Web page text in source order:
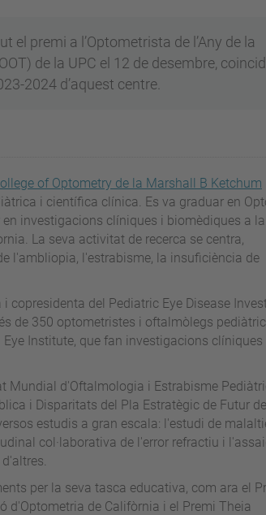
premi a l’Optometrista de l’Any de la
de la UPC el 12 de desembre,
2024 d’aquest centre.
of Optometry de la Marshall B Ketchum
i científica clínica. Es va graduar en
investigacions clíniques i biomèdiques a
La seva activitat de recerca se centra,
l'ambliopia, l'estrabisme, la insuficiència de
copresidenta del Pediatric Eye Disease
de 350 optometristes i oftalmòlegs
Institute, que fan investigacions clíniques
Mundial d'Oftalmologia i Estrabisme
i Disparitats del Pla Estratègic de Futur de
estudis a gran escala: l'estudi de
col·laborativa de l'error refractiu i
per la seva tasca educativa, com ara el
d'Optometria de Califòrnia i el Premi Theia